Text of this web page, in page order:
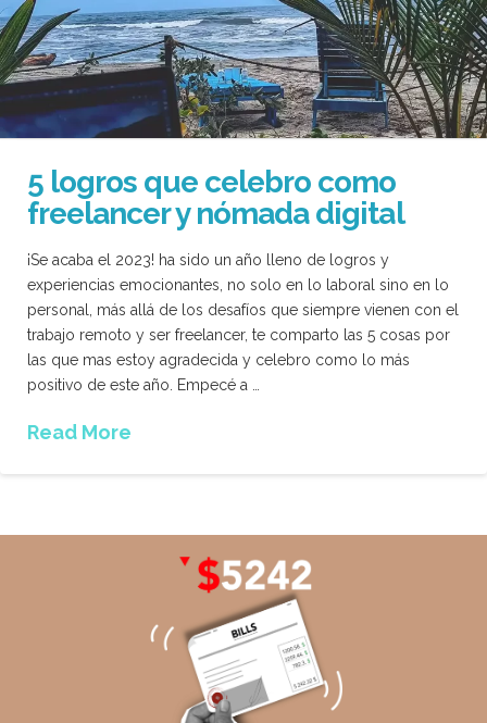
5 logros que celebro como
freelancer y nómada digital
¡Se acaba el 2023! ha sido un año lleno de logros y
experiencias emocionantes, no solo en lo laboral sino en lo
personal, más allá de los desafíos que siempre vienen con el
trabajo remoto y ser freelancer, te comparto las 5 cosas por
las que mas estoy agradecida y celebro como lo más
positivo de este año. Empecé a …
Read More